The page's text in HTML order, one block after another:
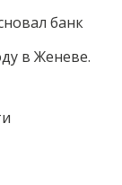
банк
в Женеве.